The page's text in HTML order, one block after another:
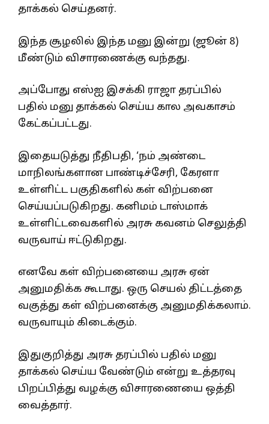
தாக்கல் செய்தனர்.
இந்த சூழலில் இந்த மனு இன்று (ஜூன் 8)
மீண்டும் விசாரணைக்கு வந்தது.
அப்போது எஸ்ஐ இசக்கி ராஜா தரப்பில்
பதில் மனு தாக்கல் செய்ய கால அவகாசம்
கேட்கப்பட்டது.
இதையடுத்து நீதிபதி, ‘நம் அண்டை
மாநிலங்களான பாண்டிச்சேரி, கேரளா
உள்ளிட்ட பகுதிகளில் கள் விற்பனை
செய்யப்படுகிறது. கனிமம் டாஸ்மாக்
உள்ளிட்டவைகளில் அரசு கவனம் செலுத்தி
வருவாய் ஈட்டுகிறது.
எனவே கள் விற்பனையை அரசு ஏன்
அனுமதிக்க கூடாது. ஒரு செயல் திட்டத்தை
வகுத்து கள் விற்பனைக்கு அனுமதிக்கலாம்.
வருவாயும் கிடைக்கும்.
இதுகுறித்து அரசு தரப்பில் பதில் மனு
தாக்கல் செய்ய வேண்டும் என்று உத்தரவு
பிறப்பித்து வழக்கு விசாரணையை ஒத்தி
வைத்தார்.